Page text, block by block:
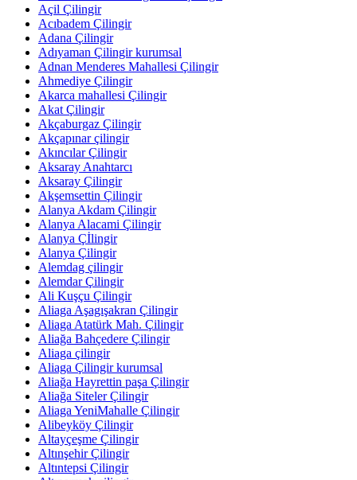
Açil Çilingir
Acıbadem Çilingir
Adana Çilingir
Adıyaman Çilingir kurumsal
Adnan Menderes Mahallesi Çilingir
Ahmediye Çilingir
Akarca mahallesi Çilingir
Akat Çilingir
Akçaburgaz Çilingir
Akçapınar çilingir
Akıncılar Çilingir
Aksaray Anahtarcı
Aksaray Çilingir
Akşemsettin Çilingir
Alanya Akdam Çilingir
Alanya Alacami Çilingir
Alanya Çİlingir
Alanya Çilingir
Alemdag çilingir
Alemdar Çilingir
Ali Kuşçu Çilingir
Aliaga Aşagışakran Çilingir
Aliaga Atatürk Mah. Çilingir
Aliağa Bahçedere Çilingir
Aliaga çilingir
Aliaga Çilingir kurumsal
Aliağa Hayrettin paşa Çilingir
Aliağa Siteler Çilingir
Aliaga YeniMahalle Çilingir
Alibeyköy Çilingir
Altayçeşme Çilingir
Altınşehir Çilingir
Altıntepsi Çilingir